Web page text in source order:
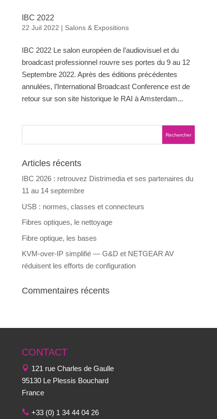
IBC 2022
22 Juil 2022 | Salons & Expositions
IBC 2022 Le salon européen de l’audiovisuel et du
broadcast professionnel rouvre ses portes du 9 au 12
Septembre 2022. Après des éditions précédentes
annulées, l’International Broadcast Conference est de
retour sur son site historique le RAI à Amsterdam...
Articles récents
IBC 2026 : retrouvez Distrimedia et ses partenaires du
11 au 14 septembre
USB : normes, classes et connecteurs
Fibres optiques, le nettoyage
Fibre optique, les bases
KVM-over-IP simplifié — G&D et NETGEAR AV
réduisent les efforts de configuration
Commentaires récents
CONTACT
121 rue Charles de Gaulle
95130 Le Plessis Bouchard
France
+33 (0) 1 34 44 04 26